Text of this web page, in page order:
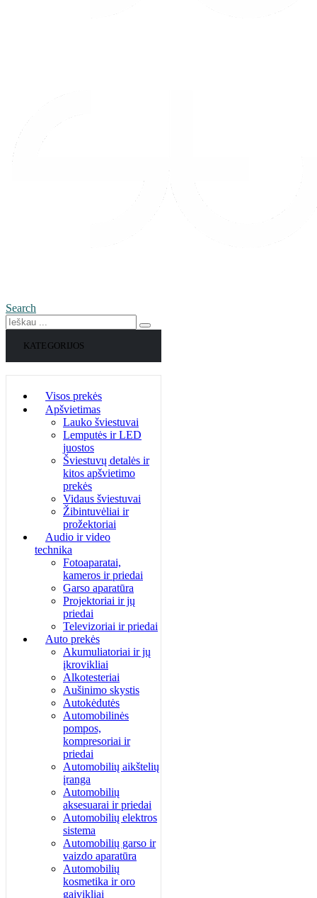
Search
KATEGORIJOS
Visos prekės
Apšvietimas
Lauko šviestuvai
Lemputės ir LED
juostos
Šviestuvų detalės ir
kitos apšvietimo
prekės
Vidaus šviestuvai
Žibintuvėliai ir
prožektoriai
Audio ir video
technika
Fotoaparatai,
kameros ir priedai
Garso aparatūra
Projektoriai ir jų
priedai
Televizoriai ir priedai
Auto prekės
Akumuliatoriai ir jų
įkrovikliai
Alkotesteriai
Aušinimo skystis
Autokėdutės
Automobilinės
pompos,
kompresoriai ir
priedai
Automobilių aikštelių
įranga
Automobilių
aksesuarai ir priedai
Automobilių elektros
sistema
Automobilių garso ir
vaizdo aparatūra
Automobilių
kosmetika ir oro
gaivikliai